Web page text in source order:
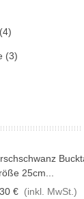
(4)
(3)
25cm...
€ (inkl. MwSt.)